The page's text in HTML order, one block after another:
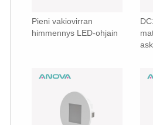
Pieni vakiovirran
himmennys LED-ohjain